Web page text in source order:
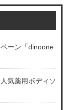
ーン「dinoone
気薬用ボディソ